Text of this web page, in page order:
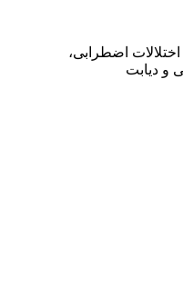
اضطرابی،
و دیابت